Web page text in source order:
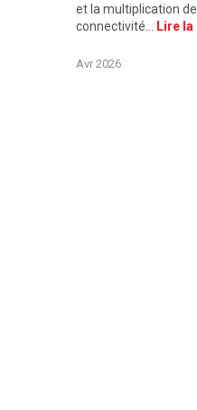
et la multiplication
connectivité…
Lire
Avr 2026